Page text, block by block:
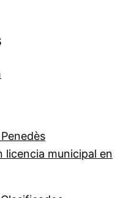
municipal en